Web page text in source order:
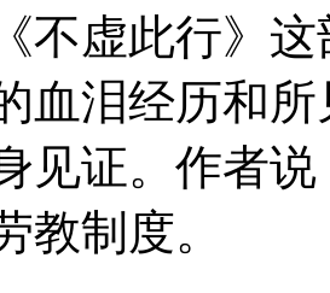
不虚此行》
血泪经历和
见证。作者
教制度。